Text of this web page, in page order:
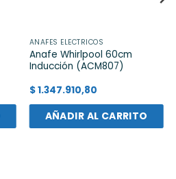
ANAFES ELECTRICOS
Anafe Whirlpool 60cm
Inducción (ACM807)
$1.347.910,80
AÑADIR AL CARRITO